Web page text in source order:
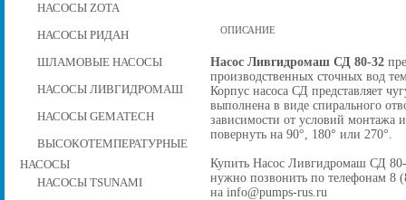
НАСОСЫ ZOTA
НАСОСЫ РИДАН
ШЛАМОВЫЕ НАСОСЫ
НАСОСЫ ЛИВГИДРОМАШ
НАСОСЫ GEMATECH
ВЫСОКОТЕМПЕРАТУРНЫЕ
НАСОСЫ
НАСОСЫ TSUNAMI
ОПИСАНИЕ
Насос Ливгидромаш СД 80-32
производственных сточных вод
Корпус насоса СД представляет
выполнена в виде спирального
зависимости от условий монтажа
повернуть на 90°, 180° или 270°.
Купить Насос Ливгидромаш СД 80-
нужно позвонить по телефонам 8
на info@pumps-rus.ru